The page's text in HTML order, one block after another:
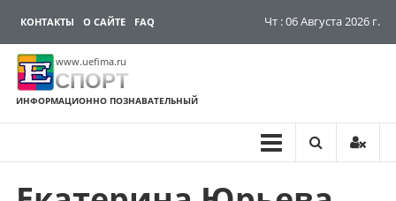
КОНТАКТЫ О САЙТЕ FAQ Чт : 06 Августа 2026 г.
www.uefima.ru
СПОРТ
ИНФОРМАЦИОННО ПОЗНАВАТЕЛЬНЫЙ
Перейти